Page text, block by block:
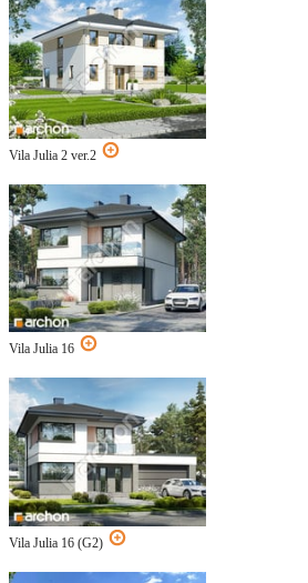
Vila Julia 2 ver.2
Vila Julia 16
Vila Julia 16 (G2)